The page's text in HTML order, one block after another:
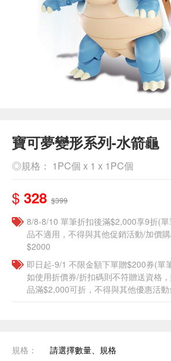
寶可夢變形系列-水箭龜
◎規格： 1PC個 x 1 x 1PC個
$ 328 $399
8/8-8/10 單筆折扣後滿$2,000享9折(
品不適用，不得與其他促銷活動/加價
$2000
即日起-9/1 不限金額下單贈$200券(單
如使用折價券/折扣碼則不符贈送資格
品滿$2,000可折，不得與其他優惠活
規格： 請選擇數量、規格